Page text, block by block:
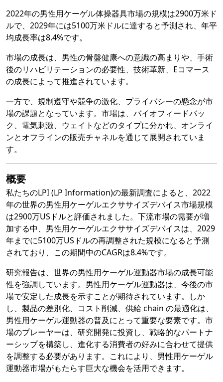
2022年の男性用ケーゲル体操器具市場の規模は2900万米ド
ルで、2029年には5100万米ドルに達すると予測され、年平
均成長率は8.4%です。
市場の成長は、男性の骨盤健康への意識の高まりや、手術
後のリハビリテーションの必要性、技術革新、Eコマース
の成長によって推進されています。
一方で、規制遵守や競争の激化、プライバシーの懸念が市
場の課題となっています。市場は、バイオフィードバッ
ク、電気刺激、ウェイトなどのタイプに分かれ、オンライ
ンとオフラインの販売チャネルを通じて展開されていま
す。
概要
私たちのLPI (LP Information)の最新調査によると、2022
年の世界の男性用ケーゲルエクササイズデバイス市場規模
は2900万USドルと評価されました。下流市場の需要が増
加する中、男性用ケーゲルエクササイズデバイスは、2029
年までに5100万USドルの再調整された規模になると予測
されており、この期間中のCAGRは8.4%です。
研究報告は、世界の男性用ケーゲル運動器市場の成長可能
性を強調しています。男性用ケーゲル運動器は、今後の市
場で安定した成長を示すことが期待されています。しか
し、製品の差別化、コスト削減、供給 chain の最適化は、
男性用ケーゲル運動器の普及にとって重要な要素です。市
場のプレーヤーは、研究開発に投資し、戦略的なパートナ
ーシップを構築し、進化する消費者の好みに合わせて提供
を調整する必要があります。これにより、男性用ケーゲル
運動器市場がもたらす巨大な機会を活用できます。